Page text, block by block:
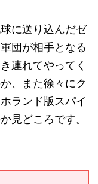
に送り込んだゼ
団が相手となる
連れてやってく
、また徐々にク
ランド版スパイ
見どころです。